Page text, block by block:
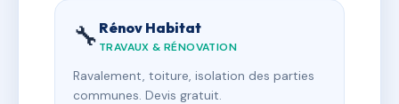
🔧 Rénov Habitat
TRAVAUX & RÉNOVATION
Ravalement, toiture, isolation des parties
communes. Devis gratuit.